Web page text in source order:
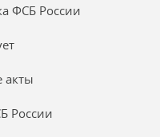
ФСБ России
акты
России